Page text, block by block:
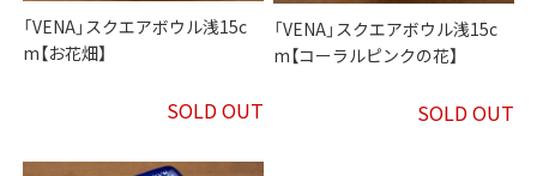
「VENA」スクエアボウル浅15c
m【お花畑】
SOLD OUT
「VENA」スクエアボウル浅15c
m【コーラルピンクの花】
SOLD OUT